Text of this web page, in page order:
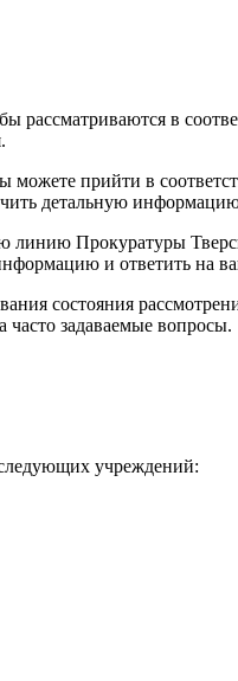
рассматриваются в
прийти в
детальную
Прокуратуры
и ответить на
состояния
задаваемые вопросы.
учреждений: